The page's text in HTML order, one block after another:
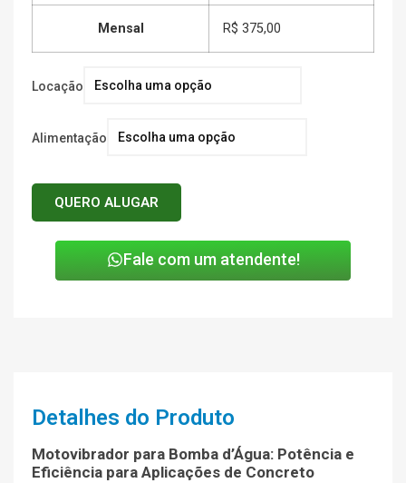
Mensal R$ 375,00
Locação
Alimentação
QUERO ALUGAR
Fale com um atendente!
Detalhes do Produto
Motovibrador para Bomba d’Água: Potência e
Eficiência para Aplicações de Concreto